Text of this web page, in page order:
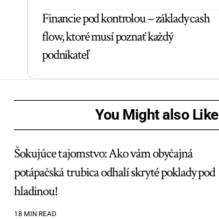
Financie pod kontrolou – základy cash
flow, ktoré musí poznať každý
podnikateľ
You Might also Like
Šokujúce tajomstvo: Ako vám obyčajná
potápačská trubica odhalí skryté poklady pod
hladinou!
18 MIN READ